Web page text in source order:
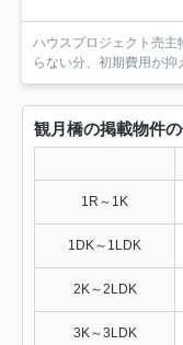
ハウスプロジェクト売
観月橋の掲載物件
1R～1K
1DK～1LDK
2K～2LDK
3K～3LDK